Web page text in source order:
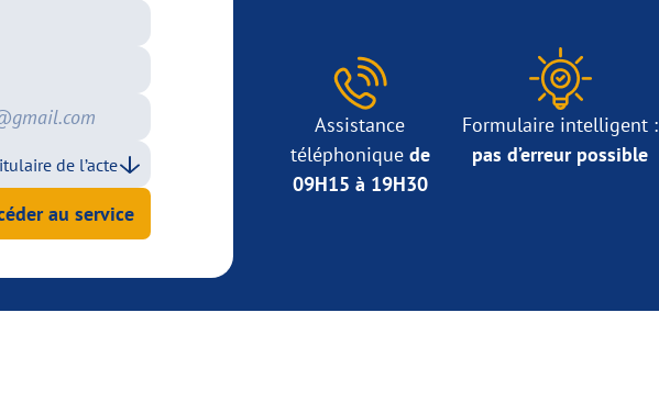
au service
Assistance
téléphonique de
09H15 à 19H30
Formulaire intelligent :
pas d’erreur possible